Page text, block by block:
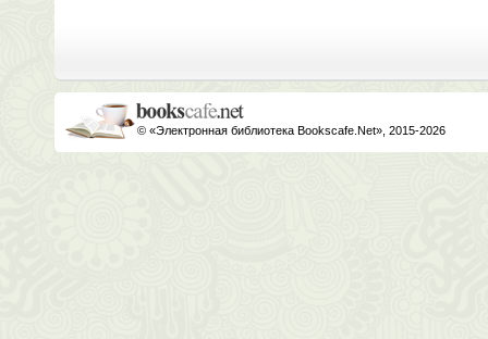
© «Электронная библиотека Bookscafe.Net», 2015-2026